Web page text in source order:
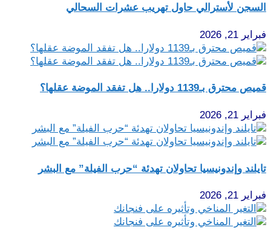
السجن لأسترالي حاول تهريب عشرات السحالي
فبراير 21, 2026
قميص محترق بـ1139 دولارا.. هل تفقد الموضة عقلها؟
فبراير 21, 2026
تايلند وإندونيسيا تحاولان تهدئة “حرب الفيلة” مع البشر
فبراير 21, 2026